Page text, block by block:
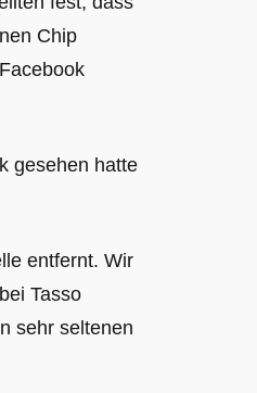
Chip
gesehen hatte
entfernt. Wir
Tasso
sehr seltenen